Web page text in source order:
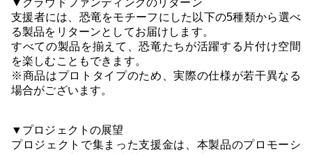
支援者には、恐竜をモチーフにした以下の5種類から選べ
る製品をリターンとしてお届けします。
すべての製品を揃えて、恐竜たちが活躍する片付け空間
を楽しむこともできます。
※商品はプロトタイプのため、実際の仕様が若干異なる
場合がございます。
▼プロジェクトの展望
プロジェクトで集まった支援金は、本製品のプロモーシ